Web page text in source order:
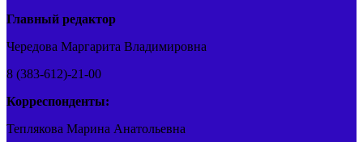
Главный редактор
Чередова Маргарита Владимировна
8 (383-612)-21-00
Корреспонденты:
Теплякова Марина Анатольевна